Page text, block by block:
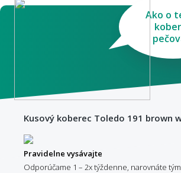
Ako o
Kusový koberec Toledo 191 brown
Pravidelne vysávajte
Odporúčame 1 – 2x týždenne, narovnáte tým